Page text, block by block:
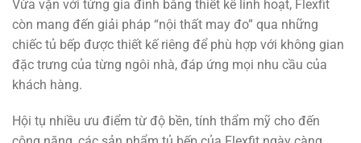
Vừa vặn với từng gia đình bằng thiết kế linh hoạt, Flexfit
còn mang đến giải pháp “nội thất may đo” qua những
chiếc tủ bếp được thiết kế riêng để phù hợp với không gian
đặc trưng của từng ngôi nhà, đáp ứng mọi nhu cầu của
khách hàng.
Hội tụ nhiều ưu điểm từ độ bền, tính thẩm mỹ cho đến